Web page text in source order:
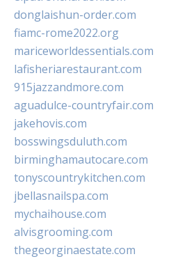
donglaishun-order.com
fiamc-rome2022.org
mariceworldessentials.com
lafisheriarestaurant.com
915jazzandmore.com
aguadulce-countryfair.com
jakehovis.com
bosswingsduluth.com
birminghamautocare.com
tonyscountrykitchen.com
jbellasnailspa.com
mychaihouse.com
alvisgrooming.com
thegeorginaestate.com